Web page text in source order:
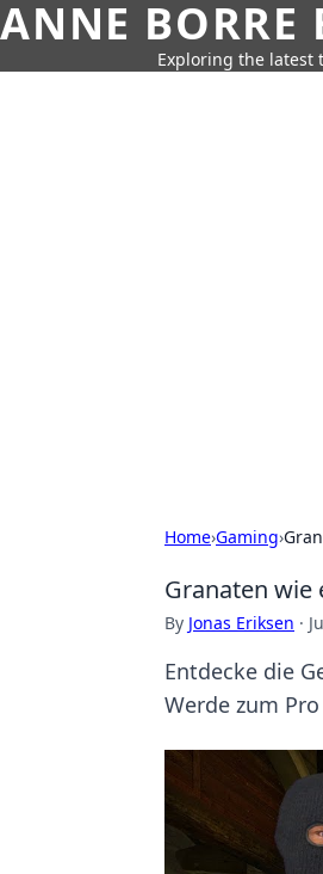
ANNE BORRE
Exploring the latest
Home›Gaming›
Granaten wie
By Jonas Eriksen ·
Entdecke die
Werde zum